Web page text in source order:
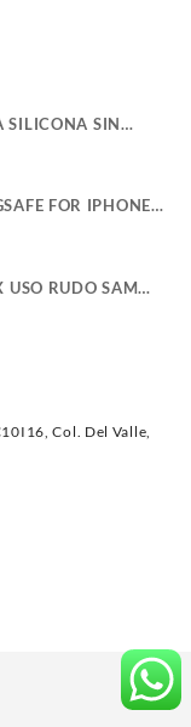
SILICONA SIN
FOR IPHONE
USO RUDO SAM
Col. Del Valle,